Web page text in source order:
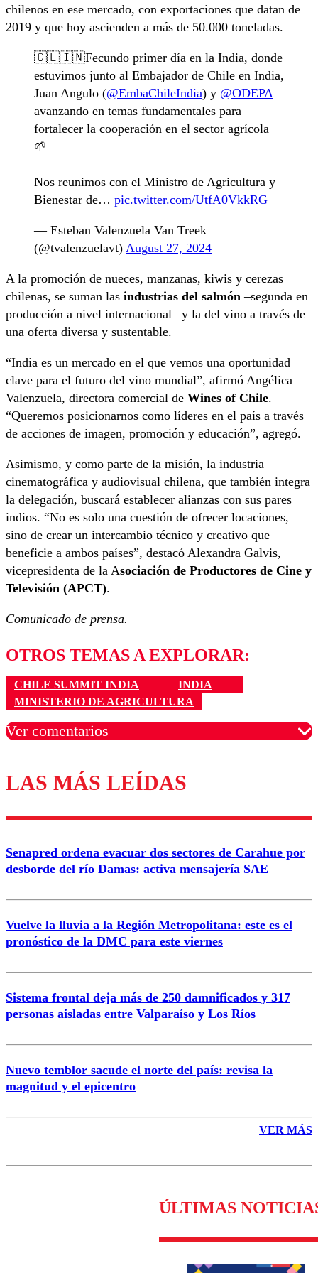
chilenos en ese mercado, con exportaciones que datan de
2019 y que hoy ascienden a más de 50.000 toneladas.
🇨🇱🇮🇳Fecundo primer día en la India, donde
estuvimos junto al Embajador de Chile en India,
Juan Angulo (@EmbaChileIndia) y @ODEPA
avanzando en temas fundamentales para
fortalecer la cooperación en el sector agrícola
🌱
Nos reunimos con el Ministro de Agricultura y
Bienestar de… pic.twitter.com/UtfA0VkkRG
— Esteban Valenzuela Van Treek
(@tvalenzuelavt) August 27, 2024
A la promoción de nueces, manzanas, kiwis y cerezas
chilenas, se suman las industrias del salmón –segunda en
producción a nivel internacional– y la del vino a través de
una oferta diversa y sustentable.
“India es un mercado en el que vemos una oportunidad
clave para el futuro del vino mundial”, afirmó Angélica
Valenzuela, directora comercial de Wines of Chile.
“Queremos posicionarnos como líderes en el país a través
de acciones de imagen, promoción y educación”, agregó.
Asimismo, y como parte de la misión, la industria
cinematográfica y audiovisual chilena, que también integra
la delegación, buscará establecer alianzas con sus pares
indios. “No es solo una cuestión de ofrecer locaciones,
sino de crear un intercambio técnico y creativo que
beneficie a ambos países”, destacó Alexandra Galvis,
vicepresidenta de la Asociación de Productores de Cine y
Televisión (APCT).
Comunicado de prensa.
OTROS TEMAS A EXPLORAR:
CHILE SUMMIT INDIA
INDIA
MINISTERIO DE AGRICULTURA
Ver comentarios
Los comentarios son moderados para garantizar un
diálogo respetuoso.
Correo
Enviar comentario
LAS MÁS LEÍDAS
Senapred ordena evacuar dos sectores de Carahue por
desborde del río Damas: activa mensajería SAE
Vuelve la lluvia a la Región Metropolitana: este es el
pronóstico de la DMC para este viernes
Sistema frontal deja más de 250 damnificados y 317
personas aisladas entre Valparaíso y Los Ríos
Nuevo temblor sacude el norte del país: revisa la
magnitud y el epicentro
VER MÁS
ÚLTIMAS